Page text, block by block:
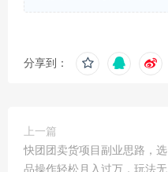
分享到：
上一篇
快团团卖货项目副业思路，选
品操作轻松月入过万，玩法无